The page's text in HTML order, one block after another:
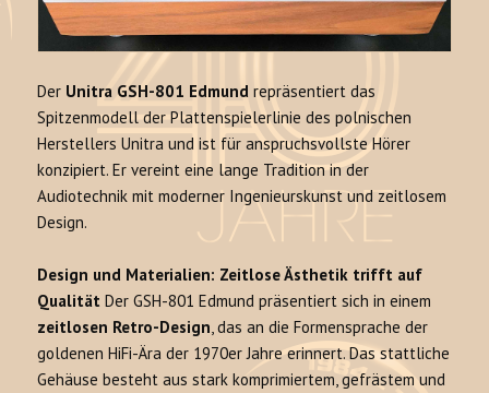
Der Unitra GSH-801 Edmund repräsentiert das
Spitzenmodell der Plattenspielerlinie des polnischen
Herstellers Unitra und ist für anspruchsvollste Hörer
konzipiert. Er vereint eine lange Tradition in der
Audiotechnik mit moderner Ingenieurskunst und zeitlosem
Design.
Design und Materialien: Zeitlose Ästhetik trifft auf
Qualität Der GSH-801 Edmund präsentiert sich in einem
zeitlosen Retro-Design, das an die Formensprache der
goldenen HiFi-Ära der 1970er Jahre erinnert. Das stattliche
Gehäuse besteht aus stark komprimiertem, gefrästem und